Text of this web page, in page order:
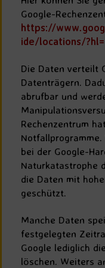
Google-
https://
ide/locations/
Die Daten verteilt
Datenträgern.
abrufbar und
Rechenzentrum
bei der Google-
Naturkatastrophe
die Daten mit
geschützt.
Manche Daten
festgelegten
Google lediglich
löschen. Weiters